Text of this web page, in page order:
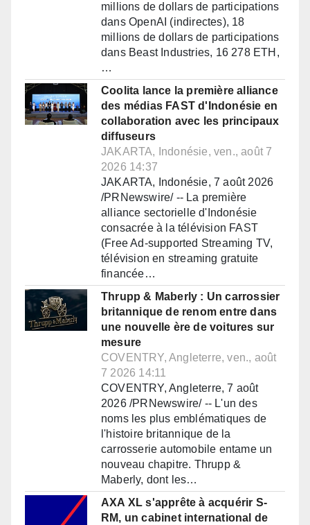
millions de dollars de participations
dans OpenAI (indirectes), 18
millions de dollars de participations
dans Beast Industries, 16 278 ETH,
…
Coolita lance la première alliance
des médias FAST d'Indonésie en
collaboration avec les principaux
diffuseurs
JAKARTA, Indonésie, ven., août 7
2026 14:37
JAKARTA, Indonésie, 7 août 2026
/PRNewswire/ -- La première
alliance sectorielle d'Indonésie
consacrée à la télévision FAST
(Free Ad-supported Streaming TV,
télévision en streaming gratuite
financée…
Thrupp & Maberly : Un carrossier
britannique de renom entre dans
une nouvelle ère de voitures sur
mesure
COVENTRY, Angleterre, ven., août
7 2026 14:11
COVENTRY, Angleterre, 7 août
2026 /PRNewswire/ -- L'un des
noms les plus emblématiques de
l'histoire britannique de la
carrosserie automobile entame un
nouveau chapitre. Thrupp &
Maberly, dont les…
AXA XL s'apprête à acquérir S-
RM, un cabinet international de